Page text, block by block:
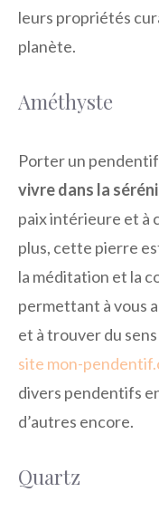
leurs propriétés
planète.
Améthyste
Porter un
vivre dans la
paix intérieure et à
plus, cette pierre
la méditation et la
permettant à vous
et à trouver du
site mon-
divers pendentifs
d’autres encore.
Quartz